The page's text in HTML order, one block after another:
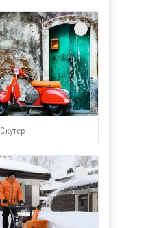
Скутер